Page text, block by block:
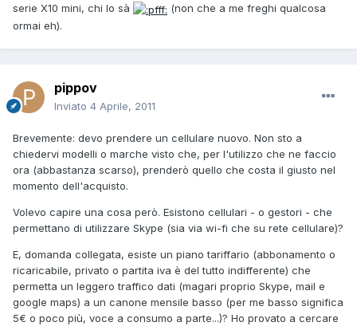
serie X10 mini, chi lo sà
(non che a me freghi qualcosa
ormai eh).
pippov
Inviato 4 Aprile, 2011
Brevemente: devo prendere un cellulare nuovo. Non sto a
chiedervi modelli o marche visto che, per l'utilizzo che ne faccio
ora (abbastanza scarso), prenderò quello che costa il giusto nel
momento dell'acquisto.
Volevo capire una cosa però. Esistono cellulari - o gestori - che
permettano di utilizzare Skype (sia via wi-fi che su rete cellulare)?
E, domanda collegata, esiste un piano tariffario (abbonamento o
ricaricabile, privato o partita iva è del tutto indifferente) che
permetta un leggero traffico dati (magari proprio Skype, mail e
google maps) a un canone mensile basso (per me basso significa
5€ o poco più, voce a consumo a parte...)? Ho provato a cercare